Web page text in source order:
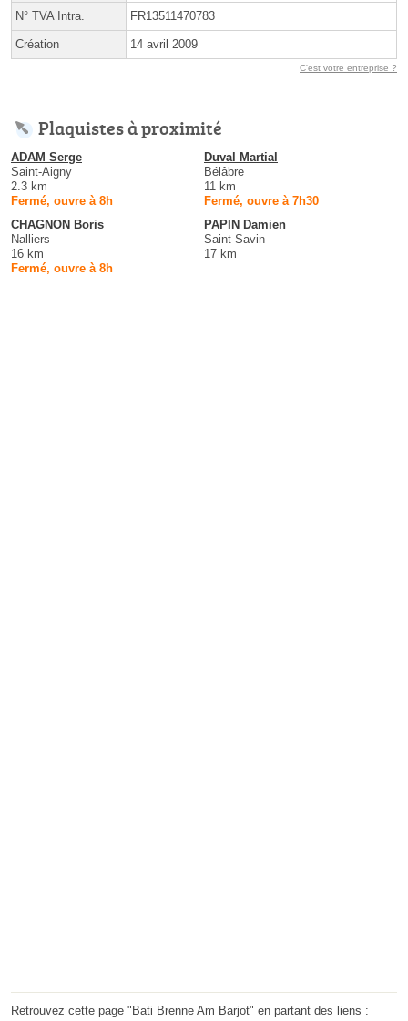
N° TVA Intra. FR13511470783
Création 14 avril 2009
C'est votre entreprise ?
Plaquistes à proximité
ADAM Serge
Saint-Aigny
2.3 km
Fermé, ouvre à 8h
Duval Martial
Bélâbre
11 km
Fermé, ouvre à 7h30
CHAGNON Boris
Nalliers
16 km
Fermé, ouvre à 8h
PAPIN Damien
Saint-Savin
17 km
Retrouvez cette page "Bati Brenne Am Barjot" en partant des liens :